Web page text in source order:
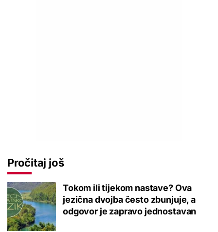
Pročitaj još
Tokom ili tijekom nastave? Ova
jezična dvojba često zbunjuje, a
odgovor je zapravo jednostavan